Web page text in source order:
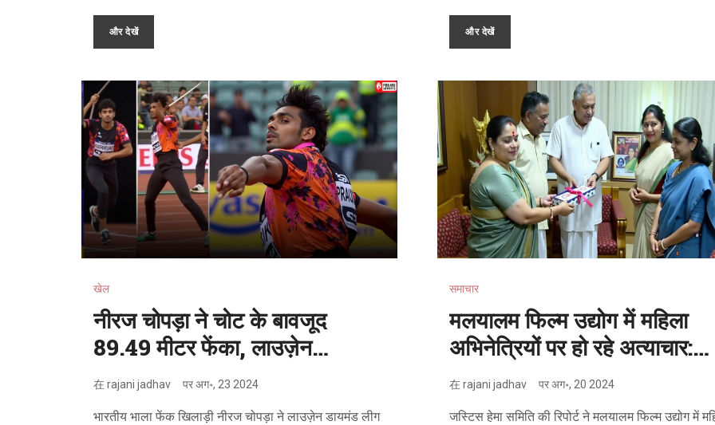
शुभकामनाएं सामान्य आशीर्वाद, दही हांडी उत्सव, और दोस्तों, परिवार
और देखें
निभाई।
और देखें
खेल
नीरज चोपड़ा ने चोट के बावजूद
89.49 मीटर फेंका, लाउज़ेन
डायमंड लीग 2024 में दूसरे स्थान
在rajani jadhav परअग॰, 23 2024
भारतीय भाला फेंक खिलाड़ी नीरज चोपड़ा ने लाउज़ेन डायमंड लीग
समाचार
मलयालम फिल्म उद्योग में महिला
अभिनेत्रियों पर हो रहे अत्याचार:
जस्टिस हेमा समिति की विस्फोटक
रिपोर्ट
在rajani jadhav परअग॰, 20 2024
जस्टिस हेमा समिति की रिपोर्ट ने मलयालम फिल्म उद्योग में